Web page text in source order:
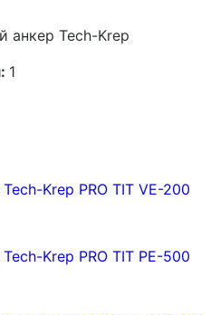
анкер Tech-Krep
1
Krep PRO TIT VE-200
Krep PRO TIT PE-500